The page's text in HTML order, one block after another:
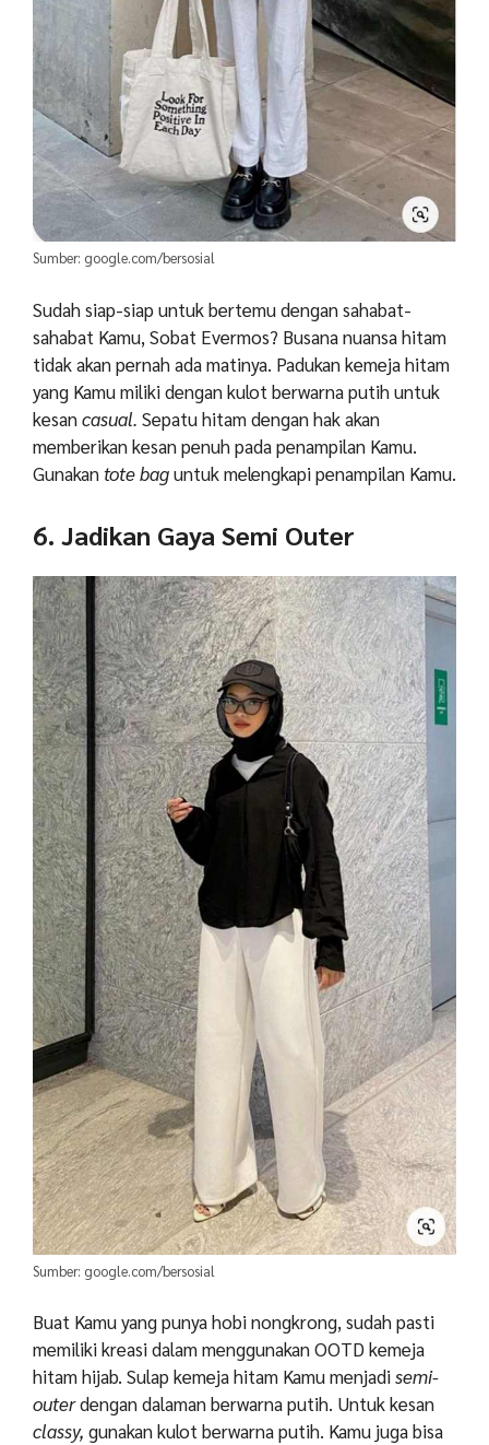
Sumber: google.com/bersosial
Sudah siap-siap untuk bertemu dengan sahabat-
sahabat Kamu, Sobat Evermos? Busana nuansa hitam
tidak akan pernah ada matinya. Padukan kemeja hitam
yang Kamu miliki dengan kulot berwarna putih untuk
kesancasual. Sepatu hitam dengan hak akan
memberikan kesan penuh pada penampilan Kamu.
Gunakantote baguntuk melengkapi penampilan Kamu.
6. Jadikan Gaya Semi Outer
Sumber: google.com/bersosial
Buat Kamu yang punya hobi nongkrong, sudah pasti
memiliki kreasi dalam menggunakan OOTD kemeja
hitam hijab. Sulap kemeja hitam Kamu menjadisemi-
outerdengan dalaman berwarna putih. Untuk kesan
classy, gunakan kulot berwarna putih. Kamu juga bisa